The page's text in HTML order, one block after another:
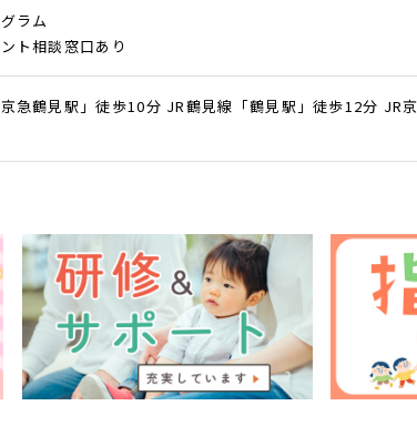
ラム
ト相談窓口あり
急鶴見駅」徒歩10分 JR鶴見線「鶴見駅」徒歩12分 JR